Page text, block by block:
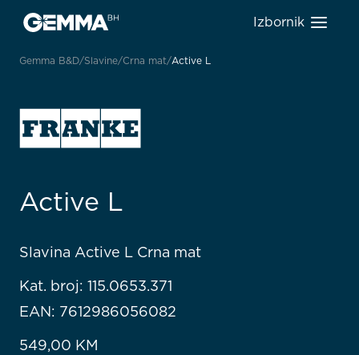
Izbornik
Gemma B&D Slavine Crna mat Active L
Active L
Slavina Active L Crna mat
Kat. broj: 115.0653.371
EAN: 7612986056082
549,00 KM